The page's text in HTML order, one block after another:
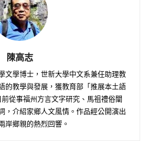
陳高志
文學博士，世新大學中文系兼任助理教
的教學與發展，獲教育部「推展本土語
從事福州方言文字研究、馬祖禮俗闡
，介紹家鄉人文風情。作品經公開演出
岸鄉親的熱烈回響。